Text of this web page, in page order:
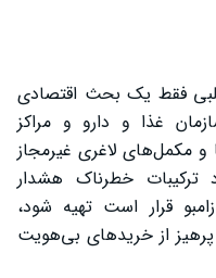
فقط یک بحث اقتصادی
غذا و دارو و مراکز
و مکمل‌های لاغری غیرمجاز
خطرناک هشدار
قرار است تهیه شود،
از خریدهای بی‌هویت